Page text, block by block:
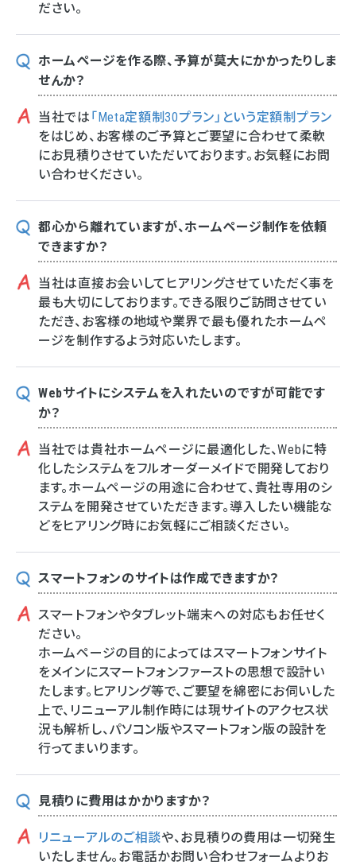
ださい。
ホームページを作る際、予算が莫大にかかったりしま
せんか？
当社では 「Meta定額制30プラン」という定額制プラン
をはじめ、お客様のご予算とご要望に合わせて柔軟
にお見積りさせていただいております。お気軽にお問
い合わせください。
都心から離れていますが、ホームページ制作を依頼
できますか？
当社は直接お会いしてヒアリングさせていただく事を
最も大切にしております。できる限りご訪問させてい
ただき、お客様の地域や業界で最も優れたホームペ
ージを制作するよう対応いたします。
Webサイトにシステムを入れたいのですが可能です
か？
当社では貴社ホームページに最適化した、Webに特
化したシステムをフルオーダーメイドで開発しており
ます。ホームページの用途に合わせて、貴社専用のシ
ステムを開発させていただきます。導入したい機能な
どをヒアリング時にお気軽にご相談ください。
スマートフォンのサイトは作成できますか？
スマートフォンやタブレット端末への対応もお任せく
ださい。
ホームページの目的によってはスマートフォンサイト
をメインにスマートフォンファーストの思想で設計い
たします。ヒアリング等で、ご要望を綿密にお伺いした
上で、リニューアル制作時には現サイトのアクセス状
況も解析し、パソコン版やスマートフォン版の設計を
行ってまいります。
見積りに費用はかかりますか？
リニューアルのご相談や、お見積りの費用は一切発生
いたしません。お電話かお問い合わせフォームよりお